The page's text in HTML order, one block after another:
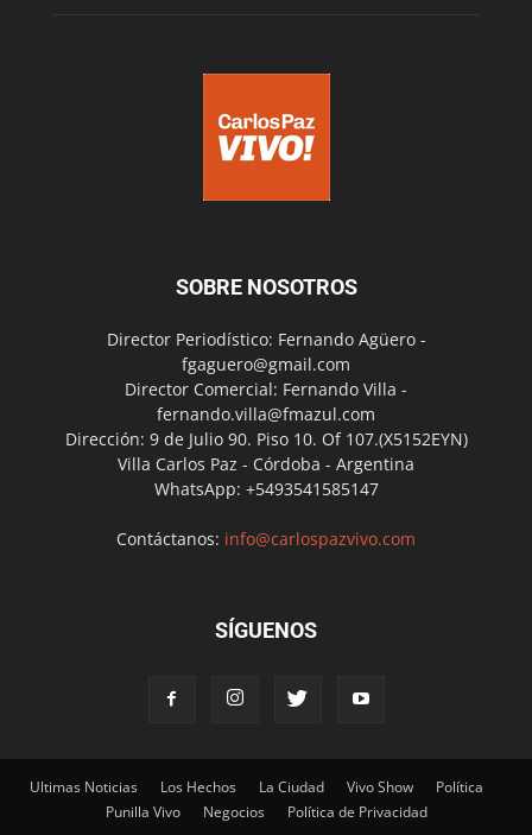
SOBRE NOSOTROS
Director Periodístico: Fernando Agüero -
fgaguero@gmail.com
Director Comercial: Fernando Villa -
fernando.villa@fmazul.com
Dirección: 9 de Julio 90. Piso 10. Of 107.(X5152EYN)
Villa Carlos Paz - Córdoba - Argentina
WhatsApp: +5493541585147
Contáctanos: info@carlospazvivo.com
SÍGUENOS
Ultimas Noticias Los Hechos La Ciudad Vivo Show
Política
Punilla Vivo
Negocios Política de Privacidad